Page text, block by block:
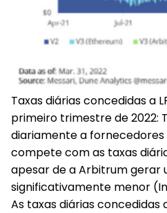
Taxas diárias concedidas a
primeiro trimestre de 2022:
diariamente a
compete com as taxas
apesar de a Arbitrum gerar
significativamente menor
As taxas diárias